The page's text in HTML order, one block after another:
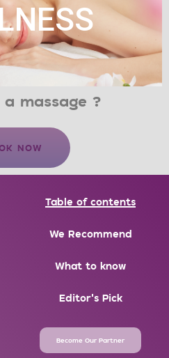
massage ?
NOW
Table of contents
We Recommend
What to know
Editor's Pick
Become Our Partner